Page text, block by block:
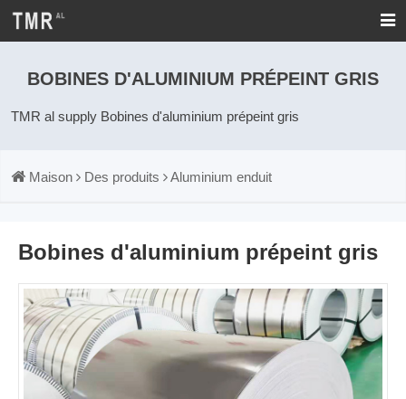
BOBINES D'ALUMINIUM PRÉPEINT GRIS
TMR al supply Bobines d'aluminium prépeint gris
Maison Des produits Aluminium enduit
Bobines d'aluminium prépeint gris